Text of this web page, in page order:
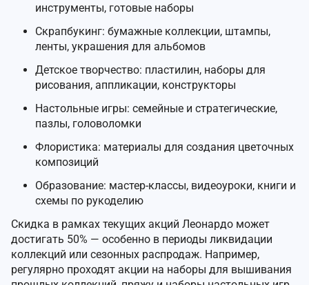
инструменты, готовые наборы
Скрапбукинг: бумажные коллекции, штампы,
ленты, украшения для альбомов
Детское творчество: пластилин, наборы для
рисования, аппликации, конструкторы
Настольные игры: семейные и стратегические,
пазлы, головоломки
Флористика: материалы для создания цветочных
композиций
Образование: мастер-классы, видеоуроки, книги и
схемы по рукоделию
Скидка в рамках текущих акций Леонардо может
достигать 50% — особенно в периоды ликвидации
коллекций или сезонных распродаж. Например,
регулярно проходят акции на наборы для вышивания